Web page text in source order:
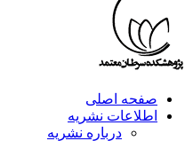
صفحه اصلی
اطلاعات نشریه
درباره نشریه